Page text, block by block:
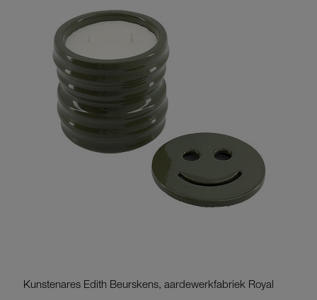
Kunstenares Edith Beurskens, aardewerkfabriek Royal